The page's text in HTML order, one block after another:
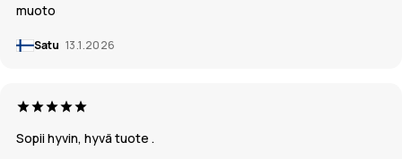
muoto
Satu 13.1.2026
Sopii hyvin, hyvä tuote .